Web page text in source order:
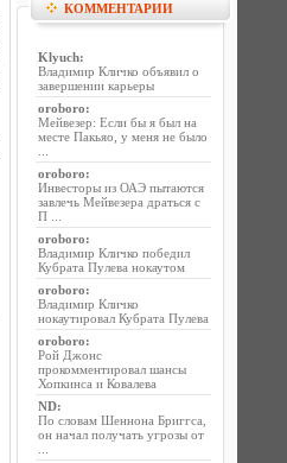
КОММЕНТАРИИ
Klyuch:
Владимир Кличко объявил о
завершении карьеры
oroboro:
Мейвезер: Если бы я был на
месте Пакьяо, у меня не было
oroboro:
Инвесторы из ОАЭ пытаются
завлечь Мейвезера драться с
П ...
oroboro:
Владимир Кличко победил
Кубрата Пулева нокаутом
oroboro:
Владимир Кличко
нокаутировал Кубрата Пулева
oroboro:
Рой Джонс
прокомментировал шансы
Хопкинса и Ковалева
ND:
По словам Шеннона Бриггса,
он начал получать угрозы от